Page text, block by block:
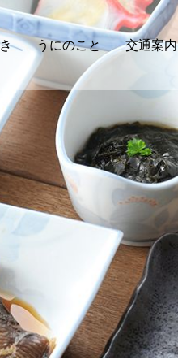
うにのこと 交通案内